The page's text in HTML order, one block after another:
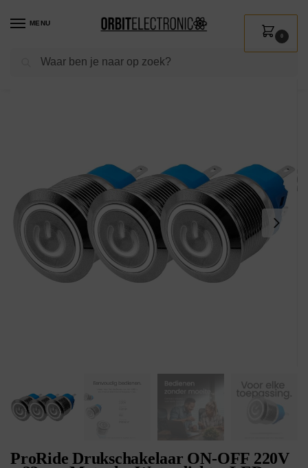
MENU
Zoeken
0
Shop / Installatie Schakelmateriaal
ProRide Drukschakelaar ON-OFF 220V